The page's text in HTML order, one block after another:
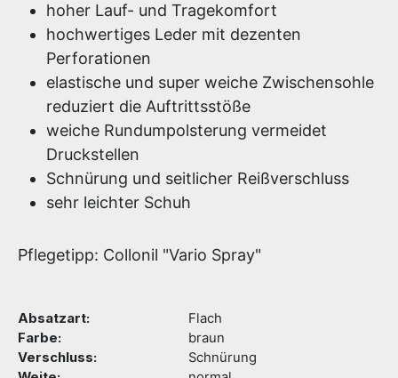
hoher Lauf- und Tragekomfort
hochwertiges Leder mit dezenten
Perforationen
elastische und super weiche Zwischensohle
reduziert die Auftrittsstöße
weiche Rundumpolsterung vermeidet
Druckstellen
Schnürung und seitlicher Reißverschluss
sehr leichter Schuh
Pflegetipp: Collonil "Vario Spray"
Absatzart:
Flach
Farbe:
braun
Verschluss:
Schnürung